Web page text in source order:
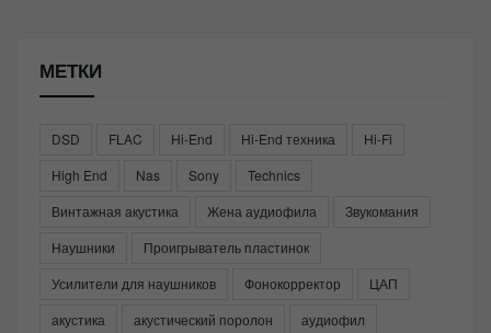
МЕТКИ
DSD FLAC Hi-End Hi-End техника
Hi-Fi
High End
Nas Sony
Technics
Винтажная акустика
Жена аудиофила
Звукомания
Наушники
Проигрыватель пластинок
Усилители для наушников
Фонокорректор
ЦАП
акустика
акустический поролон
аудиофил